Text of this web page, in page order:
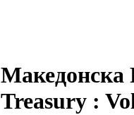
Македонска
Treasury :